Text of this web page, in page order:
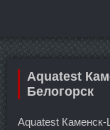
Aquatest
Белогорск
Aquatest Каменск-